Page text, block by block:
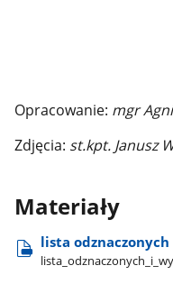
Opracowanie: mgr
Zdjęcia: st.kpt. Janusz
Materiały
lista